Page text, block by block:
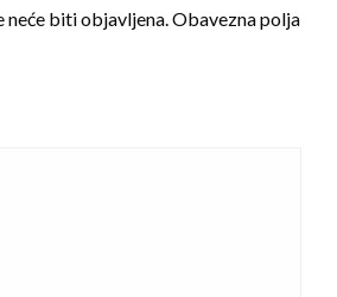
neće biti objavljena.Obavezna polja